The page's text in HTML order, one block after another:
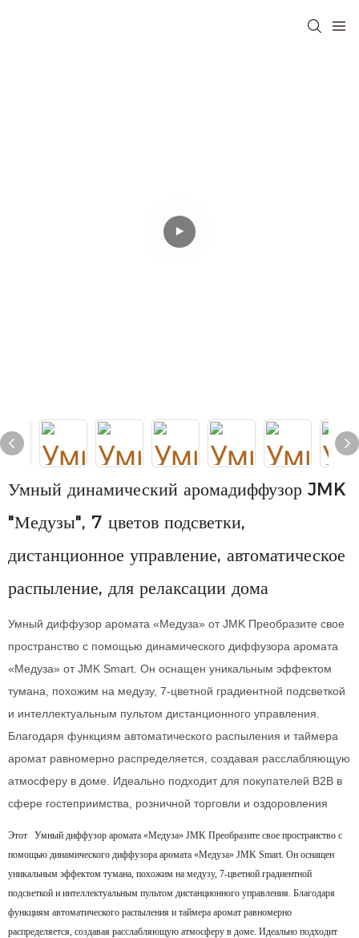
Умный динамический аромадиффузор JMK
"Медузы", 7 цветов подсветки,
дистанционное управление, автоматическое
распыление, для релаксации дома
Умный диффузор аромата «Медуза» от JMK Преобразите свое
пространство с помощью динамического диффузора аромата
«Медуза» от JMK Smart. Он оснащен уникальным эффектом
тумана, похожим на медузу, 7-цветной градиентной подсветкой
и интеллектуальным пультом дистанционного управления.
Благодаря функциям автоматического распыления и таймера
аромат равномерно распределяется, создавая расслабляющую
атмосферу в доме. Идеально подходит для покупателей B2B в
сфере гостеприимства, розничной торговли и оздоровления
Этот
Умный диффузор аромата «Медуза» JMK Преобразите свое пространство с
помощью динамического диффузора аромата «Медуза» JMK Smart. Он оснащен
уникальным эффектом тумана, похожим на медузу, 7-цветной градиентной
подсветкой и интеллектуальным пультом дистанционного управления. Благодаря
функциям автоматического распыления и таймера аромат равномерно
распределяется, создавая расслабляющую атмосферу в доме. Идеально подходит